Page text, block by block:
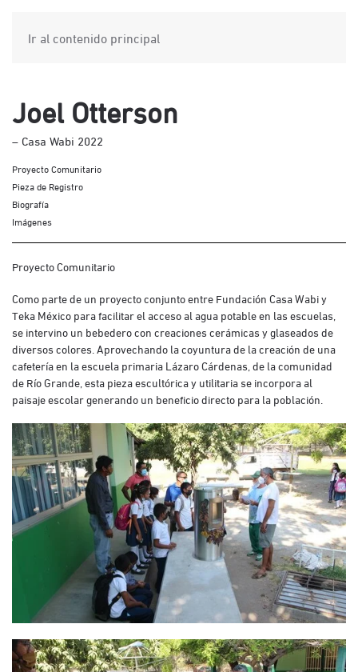
Ir al contenido principal
Joel Otterson
– Casa Wabi 2022
Proyecto Comunitario
Pieza de Registro
Biografía
Imágenes
Proyecto Comunitario
Como parte de un proyecto conjunto entre Fundación Casa Wabi y
Teka México para facilitar el acceso al agua potable en las escuelas,
se intervino un bebedero con creaciones cerámicas y glaseados de
diversos colores. Aprovechando la coyuntura de la creación de una
cafetería en la escuela primaria Lázaro Cárdenas, de la comunidad
de Río Grande, esta pieza escultórica y utilitaria se incorpora al
paisaje escolar generando un beneficio directo para la población.